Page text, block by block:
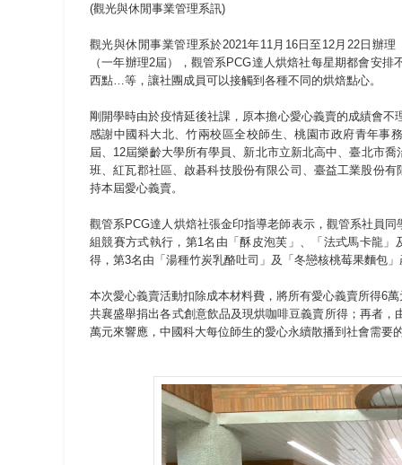
(觀光與休閒事業管理系訊)
觀光與休閒事業管理系於2021年11月16日至12月22日辦
（一年辦理2屆），觀管系PCG達人烘焙社每星期都會安
西點…等，讓社團成員可以接觸到各種不同的烘焙點心。
剛開學時由於疫情延後社課，原本擔心愛心義賣的成績會
感謝中國科大北、竹兩校區全校師生、桃園市政府青年事
屆、12屆樂齡大學所有學員、新北市立新北高中、臺北市
班、紅瓦郡社區、啟碁科技股份有限公司、臺益工業股份
持本屆愛心義賣。
觀管系PCG達人烘焙社張金印指導老師表示，觀管系社員
組競賽方式執行，第1名由「酥皮泡芙」、「法式馬卡龍
得，第3名由「湯種竹炭乳酪吐司」及「冬戀核桃莓果麵包
本次愛心義賣活動扣除成本材料費，將所有愛心義賣所得6
共襄盛舉捐出各式創意飲品及現烘咖啡豆義賣所得；再者
萬元來響應，中國科大每位師生的愛心永續散播到社會需要